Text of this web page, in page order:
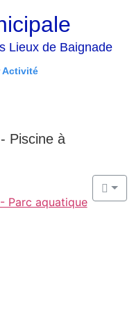
Lieux de Baignade
Activité
Piscine à
Parc aquatique